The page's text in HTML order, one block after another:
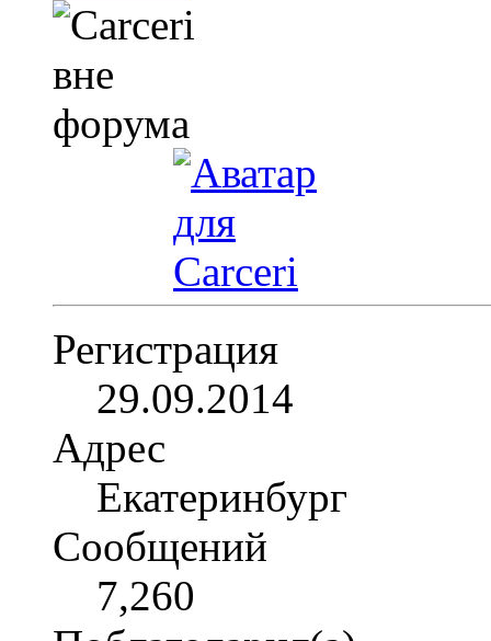
Регистрация
29.09.2014
Адрес
Екатеринбург
Сообщений
7,260